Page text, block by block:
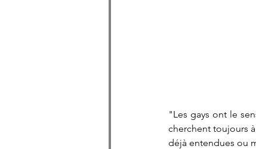
"Les gays ont le
cherchent toujours
déjà entendues ou